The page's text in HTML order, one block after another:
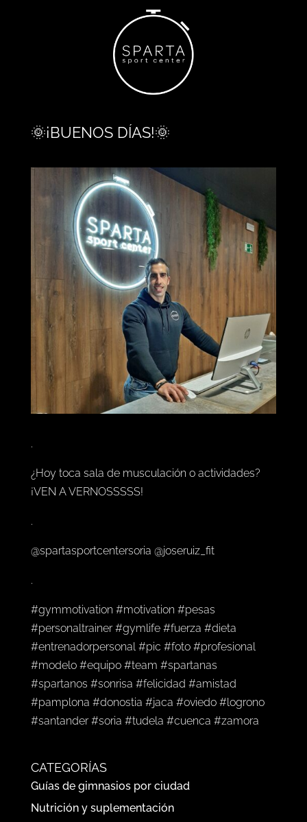
🌞¡BUENOS DÍAS!🌞
.
¿Hoy toca sala de musculación o actividades?
¡VEN A VERNOSSSSS!
.
@spartasportcentersoria @joseruiz_fit
.
#gymmotivation #motivation #pesas
#personaltrainer #gymlife #fuerza #dieta
#entrenadorpersonal #pic #foto #profesional
#modelo #equipo #team #spartanas
#spartanos #sonrisa #felicidad #amistad
#pamplona #donostia #jaca #oviedo #logrono
#santander #soria #tudela #cuenca #zamora
CATEGORÍAS
Guías de gimnasios por ciudad
Nutrición y suplementación